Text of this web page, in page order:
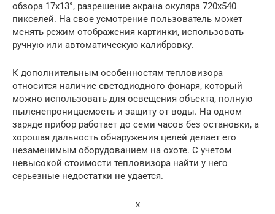
обзора 17х13°, разрешение экрана окуляра 720х540
пикселей. На свое усмотрение пользователь может
менять режим отображения картинки, использовать
ручную или автоматическую калибровку.
К дополнительным особенностям тепловизора
относится наличие светодиодного фонаря, который
можно использовать для освещения объекта, полную
пыленепроницаемость и защиту от воды. На одном
заряде прибор работает до семи часов без остановки, а
хорошая дальность обнаружения целей делает его
незаменимым оборудованием на охоте. С учетом
невысокой стоимости тепловизора найти у него
серьезные недостатки не удается.
x